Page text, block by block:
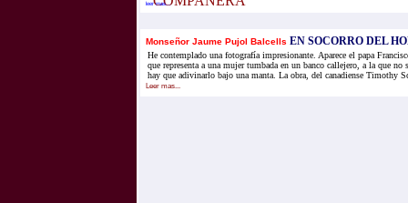
leer mas...
Monseñor Jaume Pujol Balcells EN SOCORRO DEL
He contemplado una fotografía impresionante. Aparece el papa
que representa a una mujer tumbada en un banco callejero, a la que no
hay que adivinarlo bajo una manta. La obra, del canadiense Timothy
Leer mas...